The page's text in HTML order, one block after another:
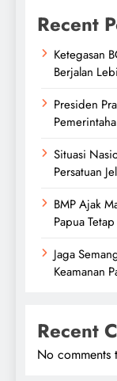
Recent
Ketegasan
Berjalan
Presiden
Situasi
Persatuan
BMP Ajak
Papua
Jaga
Keamanan
Recent
No comments